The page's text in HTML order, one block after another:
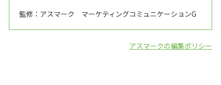
監修：アスマーク マーケティングコミュニケーションG
アスマークの編集ポリシー